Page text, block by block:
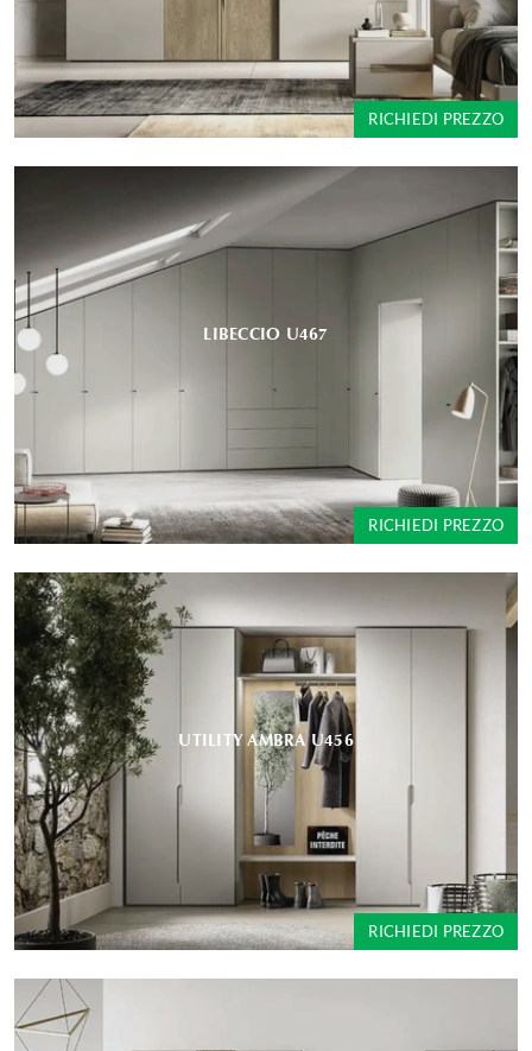
RICHIEDI PREZZO
LIBECCIO U467
RICHIEDI PREZZO
UTILITY AMBRA U456
RICHIEDI PREZZO